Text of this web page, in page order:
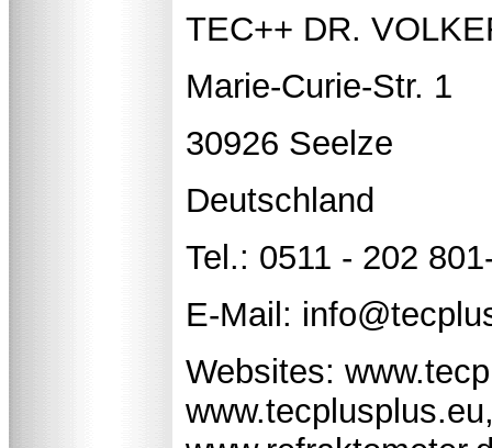
TEC++ DR.
Marie-Curie-Str. 1
30926 Seelze
Deutschland
Tel.: 0511 - 202
E-Mail:
Websites: